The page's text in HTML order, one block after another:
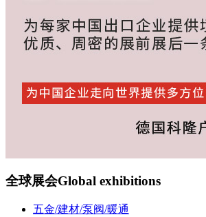
全球展会Global exhibitions
五金/建材/泵阀/暖通